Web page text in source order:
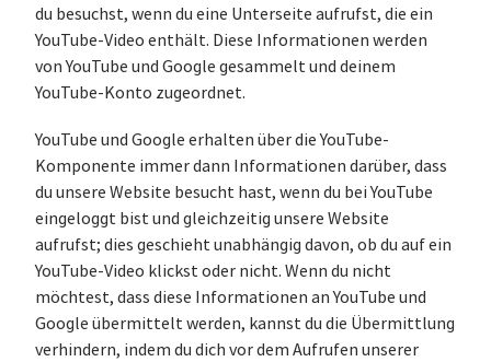
du besuchst, wenn du eine Unterseite aufrufst, die ein
YouTube-Video enthält. Diese Informationen werden
von YouTube und Google gesammelt und deinem
YouTube-Konto zugeordnet.
YouTube und Google erhalten über die YouTube-
Komponente immer dann Informationen darüber, dass
du unsere Website besucht hast, wenn du bei YouTube
eingeloggt bist und gleichzeitig unsere Website
aufrufst; dies geschieht unabhängig davon, ob du auf ein
YouTube-Video klickst oder nicht. Wenn du nicht
möchtest, dass diese Informationen an YouTube und
Google übermittelt werden, kannst du die Übermittlung
verhindern, indem du dich vor dem Aufrufen unserer